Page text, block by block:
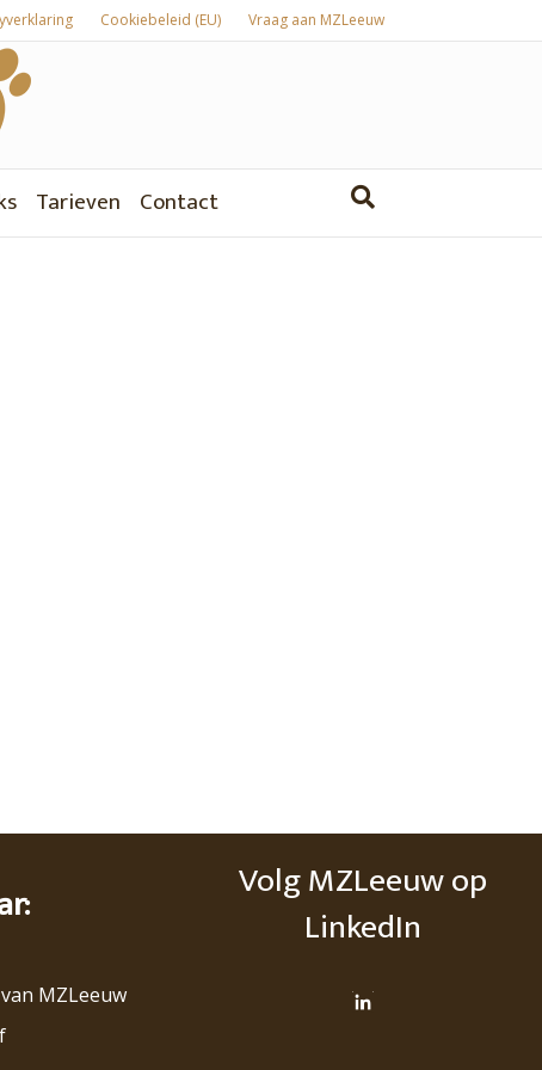
Cookiebeleid (EU) Vraag aan MZLeeuw
Tarieven Contact
MZLeeuw
Volg MZLeeuw op
LinkedIn